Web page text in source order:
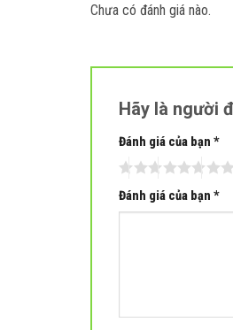
Chưa có đánh giá nào.
Hãy là người
Đánh giá của bạn *
Đánh giá của bạn *